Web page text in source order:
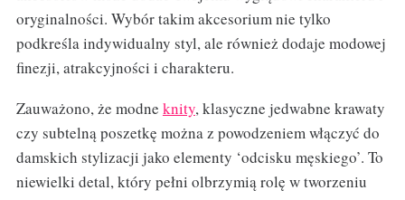
oryginalności. Wybór takim akcesorium nie tylko
podkreśla indywidualny styl, ale również dodaje modowej
finezji, atrakcyjności i charakteru.
Zauważono, że modne knity, klasyczne jedwabne krawaty
czy subtelną poszetkę można z powodzeniem włączyć do
damskich stylizacji jako elementy ‘odcisku męskiego’. To
niewielki detal, który pełni olbrzymią rolę w tworzeniu